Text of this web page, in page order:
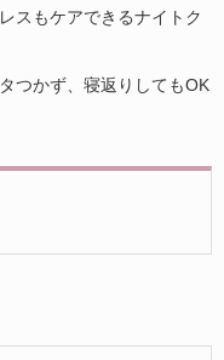
スもケアできるナイトク
つかず、寝返りしてもOK